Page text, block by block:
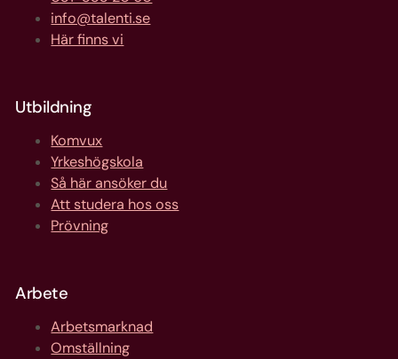
info@talenti.se
Här finns vi
Utbildning
Komvux
Yrkeshögskola
Så här ansöker du
Att studera hos oss
Prövning
Arbete
Arbetsmarknad
Omställning